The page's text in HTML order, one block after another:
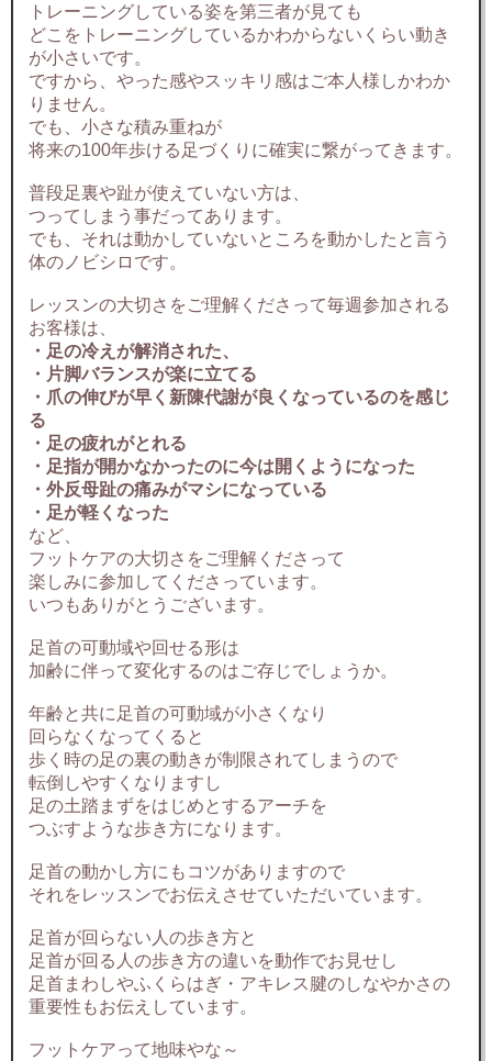
トレーニングしている姿を第三者が見ても
どこをトレーニングしているかわからないくらい動き
が小さいです。
ですから、やった感やスッキリ感はご本人様しかわか
りません。
でも、小さな積み重ねが
将来の100年歩ける足づくりに確実に繋がってきます。
普段足裏や趾が使えていない方は、
つってしまう事だってあります。
でも、それは動かしていないところを動かしたと言う
体のノビシロです。
レッスンの大切さをご理解くださって毎週参加される
お客様は、
・足の冷えが解消された、
・片脚バランスが楽に立てる
・爪の伸びが早く新陳代謝が良くなっているのを感じ
る
・足の疲れがとれる
・足指が開かなかったのに今は開くようになった
・外反母趾の痛みがマシになっている
・足が軽くなった
など、
フットケアの大切さをご理解くださって
楽しみに参加してくださっています。
いつもありがとうございます。
足首の可動域や回せる形は
加齢に伴って変化するのはご存じでしょうか。
年齢と共に足首の可動域が小さくなり
回らなくなってくると
歩く時の足の裏の動きが制限されてしまうので
転倒しやすくなりますし
足の土踏まずをはじめとするアーチを
つぶすような歩き方になります。
足首の動かし方にもコツがありますので
それをレッスンでお伝えさせていただいています。
足首が回らない人の歩き方と
足首が回る人の歩き方の違いを動作でお見せし
足首まわしやふくらはぎ・アキレス腱のしなやかさの
重要性もお伝えしています。
フットケアって地味やな～